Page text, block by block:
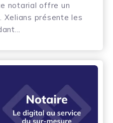
notarial offre un
présente les